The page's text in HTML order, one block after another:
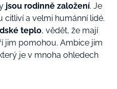
jsou rodinně založení. Je
citliví a velmi humánní lidé.
teplo, vědět, že mají
jim pomohou. Ambice jim
je v mnoha ohledech